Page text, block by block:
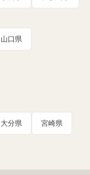
山口県
大分県 宮崎県